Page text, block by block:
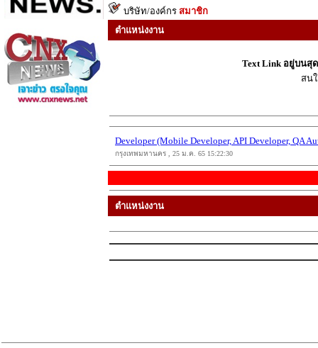
บริษัท/องค์กร สมาชิก
ตำแหน่งงาน
Text Link อยู่บนสุ
สน
Developer (Mobile Developer, API Developer, QA
กรุงเทพมหานคร , 25 ม.ค. 65 15:22:30
ตำแหน่งงาน